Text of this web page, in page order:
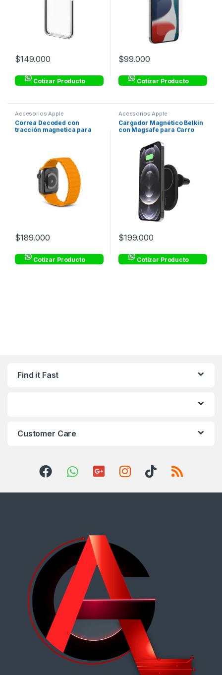
$149.000
Cotizar Producto
$99.000
Cotizar Producto
Accesorios Apple
Correa Decoded con
tracción magnetica para
$189.000
Cotizar Producto
Accesorios Apple
Cargador Magnético Belkin
con Magsafe para Carro
$199.000
Cotizar Producto
Find it Fast
Customer Care